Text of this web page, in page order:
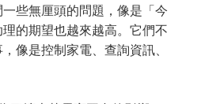
些無厘頭的問題，像是「今
的期望也越來越高。它們不
像是控制家電、查詢資訊、